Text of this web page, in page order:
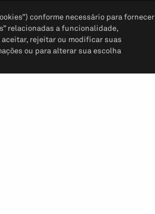
conforme necessário para fornecer
relacionadas a funcionalidade,
rejeitar ou modificar suas
ou para alterar sua escolha